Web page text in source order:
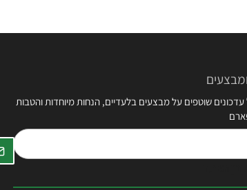
שוטפים על מבצעים בלעדיים, הנחות מיוחדות והטבות